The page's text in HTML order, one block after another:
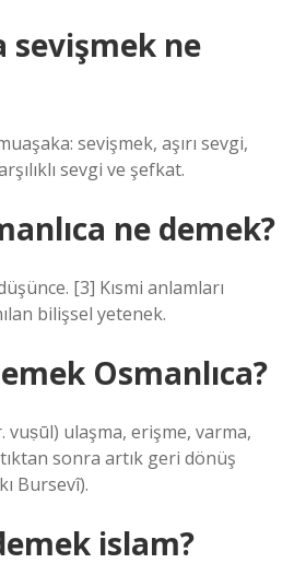
sevişmek ne
sevişmek, aşırı sevgi,
sevgi ve şefkat.
ne demek?
[3] Kısmi anlamları
bilişsel yetenek.
Osmanlıca?
sonra artık geri dönüş
Bursevî).
islam?